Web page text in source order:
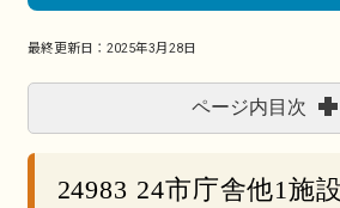
最終更新日： 2025年3月28日
ページ内目次
24983 24市庁舎他1施